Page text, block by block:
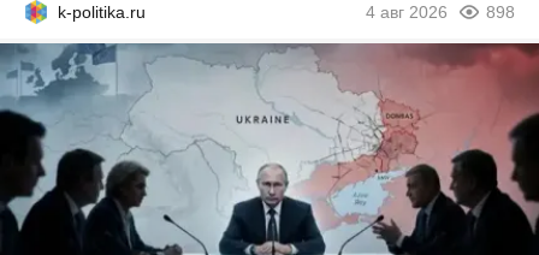
k-politika.ru 4 авг 2026 898